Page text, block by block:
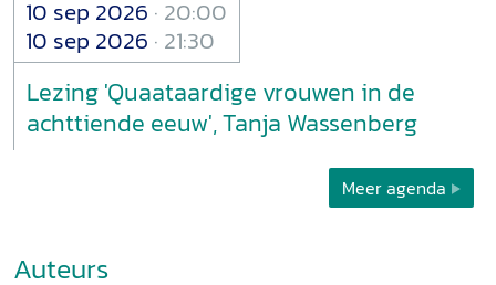
Lezing 'Quaataardige vrouwen in de
achttiende eeuw', Tanja Wassenberg
10 sep 2026 20:00
10 sep 2026 21:30
Meer agenda
Auteurs